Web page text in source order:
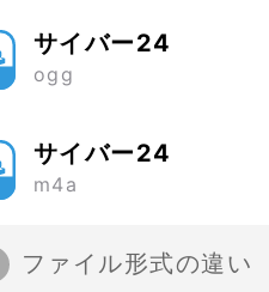
サイバー24
ogg
サイバー24
m4a
ファイル形式の違い